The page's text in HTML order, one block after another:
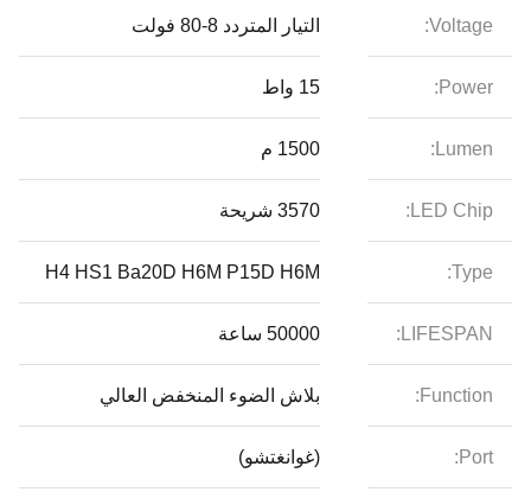
Voltage: التيار المتردد 8-80 فولت
Power: 15 واط
Lumen: 1500 م
LED Chip: 3570 شريحة
Type:
H4 HS1 Ba20D H6M P15D H6M
LIFESPAN: 50000 ساعة
Function: بلاش الضوء المنخفض العالي
Port: (غوانغتشو)